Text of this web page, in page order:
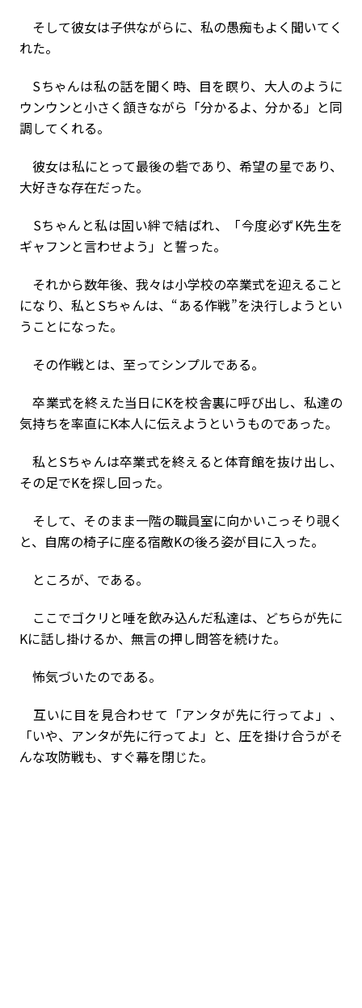
そして彼女は子供ながらに、私の愚痴もよく聞いてく
れた。
Sちゃんは私の話を聞く時、目を瞑り、大人のように
ウンウンと小さく頷きながら「分かるよ、分かる」と同
調してくれる。
彼女は私にとって最後の砦であり、希望の星であり、
大好きな存在だった。
Sちゃんと私は固い絆で結ばれ、「今度必ずK先生を
ギャフンと言わせよう」と誓った。
それから数年後、我々は小学校の卒業式を迎えること
になり、私とSちゃんは、“ある作戦”を決行しようとい
うことになった。
その作戦とは、至ってシンプルである。
卒業式を終えた当日にKを校舎裏に呼び出し、私達の
気持ちを率直にK本人に伝えようというものであった。
私とSちゃんは卒業式を終えると体育館を抜け出し、
その足でKを探し回った。
そして、そのまま一階の職員室に向かいこっそり覗く
と、自席の椅子に座る宿敵Kの後ろ姿が目に入った。
ところが、である。
ここでゴクリと唾を飲み込んだ私達は、どちらが先に
Kに話し掛けるか、無言の押し問答を続けた。
怖気づいたのである。
互いに目を見合わせて「アンタが先に行ってよ」、
「いや、アンタが先に行ってよ」と、圧を掛け合うが――そ
んな攻防戦も、すぐ幕を閉じた。